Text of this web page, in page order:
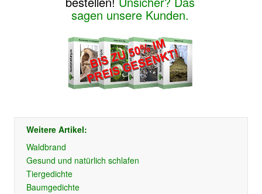
sagen unsere Kunden.
Weitere Artikel:
Waldbrand
Gesund und natürlich schlafen
Tiergedichte
Baumgedichte